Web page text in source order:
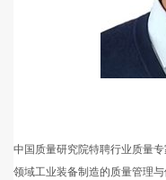
中国质量研究院特聘行业质量
领域工业装备制造的质量管理与